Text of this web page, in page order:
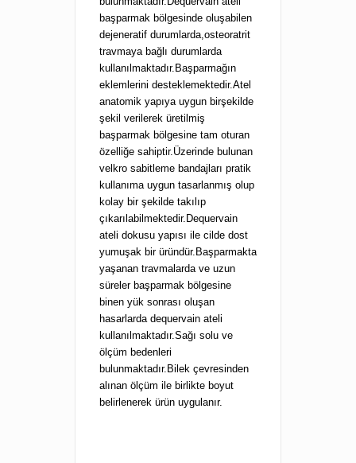
başparmak bölgesinde oluşabilen
dejeneratif durumlarda,osteoratrit
travmaya bağlı durumlarda
kullanılmaktadır.Başparmağın
eklemlerini desteklemektedir.Atel
anatomik yapıya uygun birşekilde
şekil verilerek üretilmiş
başparmak bölgesine tam oturan
özelliğe sahiptir.Üzerinde bulunan
velkro sabitleme bandajları pratik
kullanıma uygun tasarlanmış olup
kolay bir şekilde takılıp
çıkarılabilmektedir.Dequervain
ateli dokusu yapısı ile cilde dost
yumuşak bir üründür.Başparmakta
yaşanan travmalarda ve uzun
süreler başparmak bölgesine
binen yük sonrası oluşan
hasarlarda dequervain ateli
kullanılmaktadır.Sağı solu ve
ölçüm bedenleri
bulunmaktadır.Bilek çevresinden
alınan ölçüm ile birlikte boyut
belirlenerek ürün uygulanır.